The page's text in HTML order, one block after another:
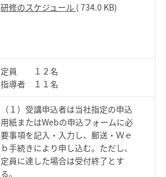
研修のスケジュール ( 734.0 KB)
定員 １２名
指導者 １１名
（１）受講申込者は当社指定の申込
用紙またはWebの申込フォームに必
要事項を記入・入力し、郵送・Ｗｅ
ｂ手続きにより申し込む。ただし、
定員に達した場合は受付終了とす
る。